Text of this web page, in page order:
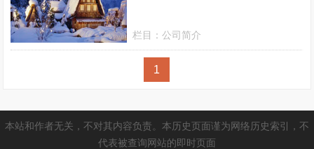
栏目：公司简介
1
本站和作者无关，不对其内容负责。本历史页面谨为网络历史索引，不
代表被查询网站的即时页面